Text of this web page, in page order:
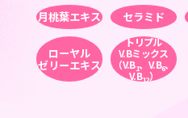
月桃葉エキス セラミド
ローヤル
ゼリーエキス
トリプル
V.Bミックス
（V.B1、V.B6、
V.B12）